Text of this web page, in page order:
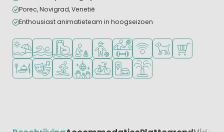
Porec, Novigrad, Venetië
Enthousiast animatieteam in hoogseizoen
Ligt bij strand en zee
Openlucht zwembad
Zwemparadijs of waterpark
Aanbevolen voor jonge kinderen
Aanbevolen voor tieners
Veel mogelijkheden om te
WiFi beschikbaar
Huisdieren
Restaurant of pizzeria
Animatieprogramma
Watersportfaciliteiten
DiscotheekFietsverhuur
Laadpaal elektrische auto
Waterspeeltuin